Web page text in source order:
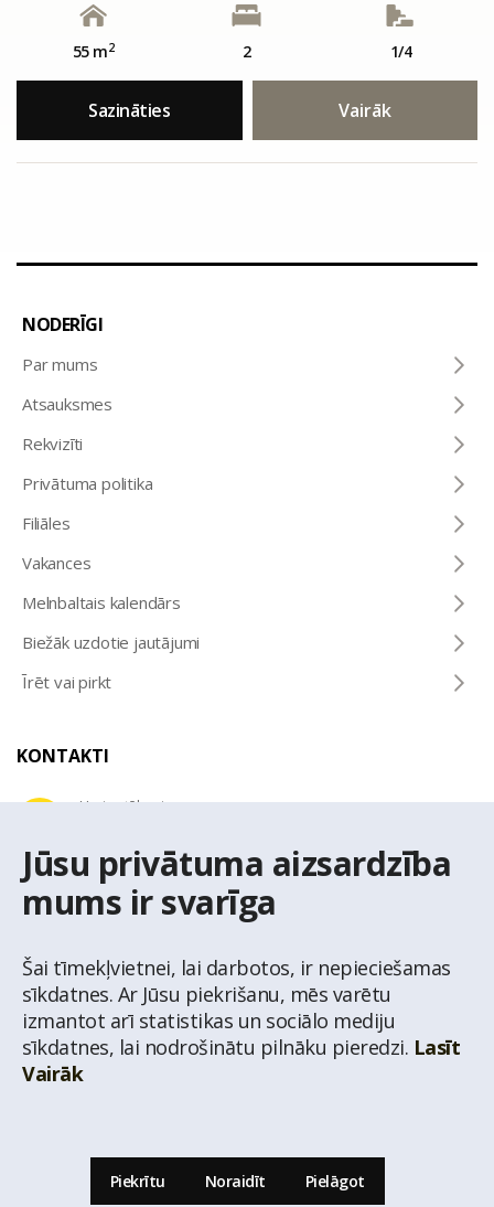
Jūsu privātuma aizsardzība
mums ir svarīga
Šai tīmekļvietnei, lai darbotos, ir nepieciešamas
sīkdatnes. Ar Jūsu piekrišanu, mēs varētu
izmantot arī statistikas un sociālo mediju
sīkdatnes, lai nodrošinātu pilnāku pieredzi. Lasīt
Vairāk
Piekrītu Noraidīt Pielāgot
55 m2 2 1/4
Sazināties Vairāk
© Nekustamo īpašumu aģentūra Latio.
NODERĪGI
Par mums
Atsauksmes
Rekvizīti
Privātuma politika
Filiāles
Vakances
Melnbaltais kalendārs
Biežāk uzdotie jautājumi
Īrēt vai pirkt
KONTAKTI
Uzziņu tālrunis
E-pasta adrese
latio@latio.lv